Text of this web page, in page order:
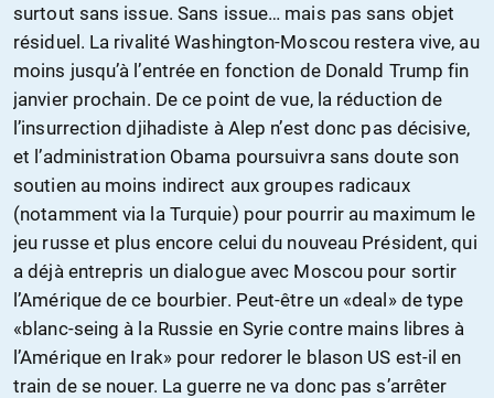
surtout sans issue. Sans issue… mais pas sans objet
résiduel. La rivalité Washington-Moscou restera vive, au
moins jusqu’à l’entrée en fonction de Donald Trump fin
janvier prochain. De ce point de vue, la réduction de
l’insurrection djihadiste à Alep n’est donc pas décisive,
et l’administration Obama poursuivra sans doute son
soutien au moins indirect aux groupes radicaux
(notamment via la Turquie) pour pourrir au maximum le
jeu russe et plus encore celui du nouveau Président, qui
a déjà entrepris un dialogue avec Moscou pour sortir
l’Amérique de ce bourbier. Peut-être un «deal» de type
«blanc-seing à la Russie en Syrie contre mains libres à
l’Amérique en Irak» pour redorer le blason US est-il en
train de se nouer. La guerre ne va donc pas s’arrêter